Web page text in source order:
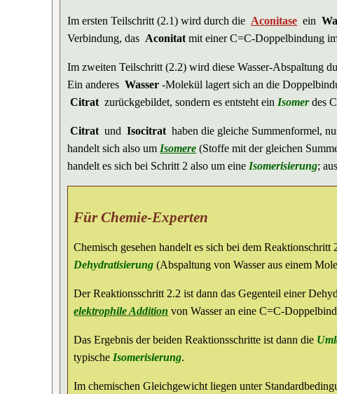
Im ersten Teilschritt (2.1) wird durch die Aconitase ein
Verbindung, das Aconitat mit einer C=C-Doppelbindung
Im zweiten Teilschritt (2.2) wird diese Wasser-Abspaltung
Ein anderes Wasser -Molekül lagert sich an die
Citrat zurückgebildet, sondern es entsteht ein Isomerdes
Citrat und Isocitrat haben die gleiche Summenformel,
handelt sich also um Isomere (Stoffe mit der gleichen
handelt es sich bei Schritt 2 also um eine Isomerisierung; aus
Für Chemie-Experten
Chemisch gesehen handelt es sich bei dem Reaktionschritt
Dehydratisierung (Abspaltung von Wasser aus einem
Der Reaktionsschritt 2.2 ist dann das Gegenteil einer
elektrophile Addition von Wasser an eine C=C-
Das Ergebnis der beiden Reaktionsschritte ist dann die
typische Isomerisierung.
Im chemischen Gleichgewicht liegen unter